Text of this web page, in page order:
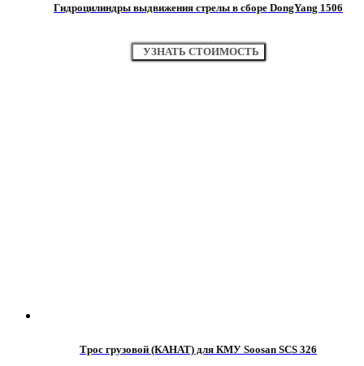
Гидроцилиндры выдвижения стрелы в сборе DongYang 1506
УЗНАТЬ СТОИМОСТЬ
Трос грузовой (КАНАТ) для КМУ Soosan SCS 326